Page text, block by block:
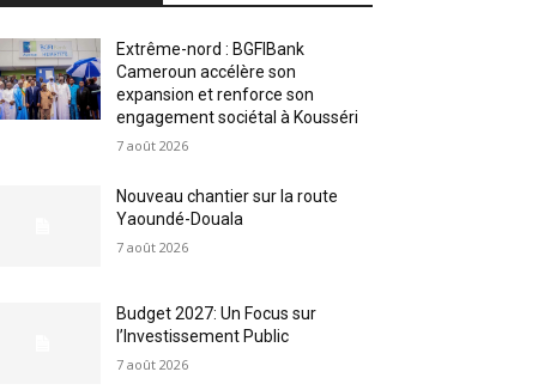
Extrême-nord : BGFIBank
Cameroun accélère son
expansion et renforce son
engagement sociétal à Kousséri
7 août 2026
Nouveau chantier sur la route
Yaoundé-Douala
7 août 2026
Budget 2027: Un Focus sur
l’Investissement Public
7 août 2026